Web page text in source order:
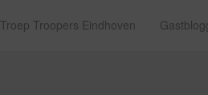
Troep Troopers Eindhoven